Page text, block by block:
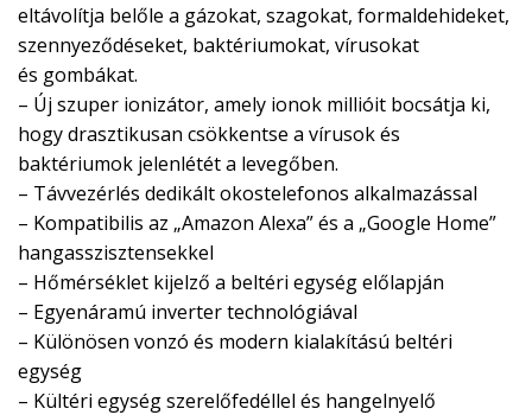
eltávolítja belőle a gázokat, szagokat, formaldehideket,
szennyeződéseket, baktériumokat, vírusokat
és gombákat.
– Új szuper ionizátor, amely ionok millióit bocsátja ki,
hogy drasztikusan csökkentse a vírusok és
baktériumok jelenlétét a levegőben.
– Távvezérlés dedikált okostelefonos alkalmazással
– Kompatibilis az „Amazon Alexa” és a „Google Home”
hangasszisztensekkel
– Hőmérséklet kijelző a beltéri egység előlapján
– Egyenáramú inverter technológiával
– Különösen vonzó és modern kialakítású beltéri
egység
– Kültéri egység szerelőfedéllel és hangelnyelő